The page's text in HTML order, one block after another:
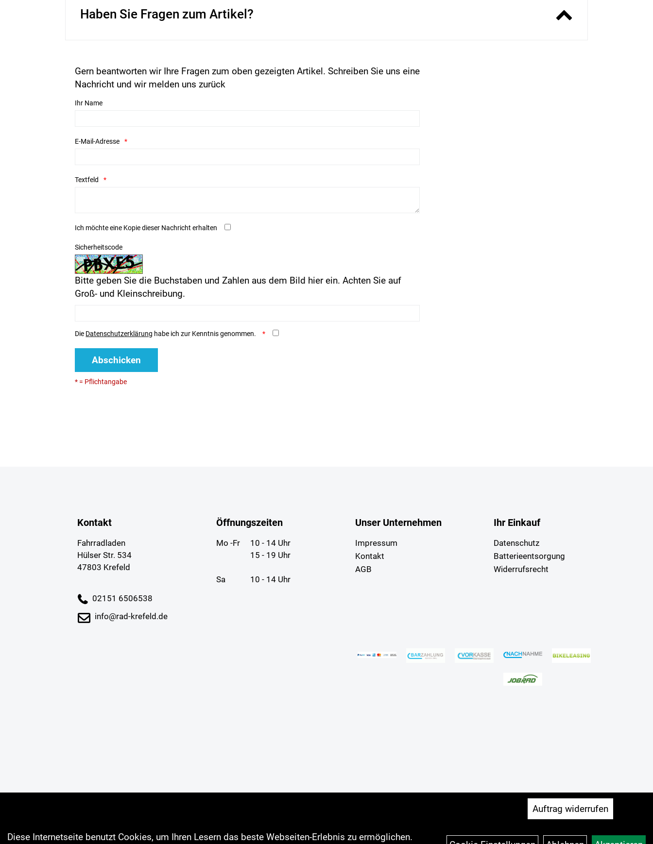
Haben Sie Fragen zum Artikel?
Gern beantworten wir Ihre Fragen zum oben gezeigten Artikel. Schreiben Sie uns eine
Nachricht und wir melden uns zurück
Ihr Name
E-Mail-Adresse
Textfeld
Ich möchte eine Kopie dieser Nachricht erhalten
Sicherheitscode
Bitte geben Sie die Buchstaben und Zahlen aus dem Bild hier ein. Achten Sie auf
Groß- und Kleinschreibung.
Die Datenschutzerklärung habe ich zur Kenntnis genommen.
Abschicken
* = Pflichtangabe
Kontakt
Fahrradladen
Hülser Str. 534
47803 Krefeld
02151 6506538
info@rad-krefeld.de
Öffnungszeiten
Mo -Fr
10 - 14 Uhr
15 - 19 Uhr
Sa 10 - 14 Uhr
Unser Unternehmen
Impressum
Kontakt
AGB
Ihr Einkauf
Datenschutz
Batterieentsorgung
Widerrufsrecht
Diese Internetseite benutzt Cookies, um Ihren Lesern das beste Webseiten-Erlebnis zu ermöglichen.
Auftrag widerrufen